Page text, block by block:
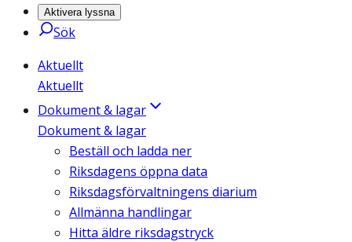
Aktivera lyssna
Sök
Aktuellt
Aktuellt
Dokument & lagar
Dokument & lagar
Beställ och ladda ner
Riksdagens öppna data
Riksdagsförvaltningens diarium
Allmänna handlingar
Hitta äldre riksdagstryck